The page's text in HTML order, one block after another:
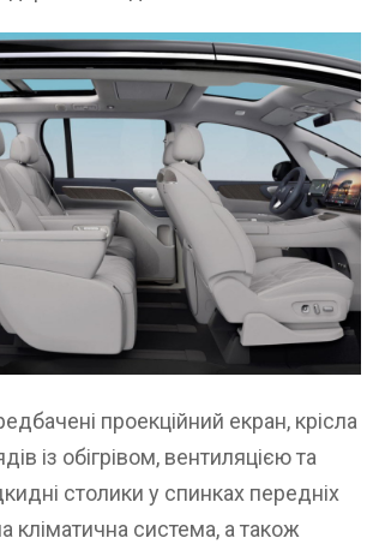
проекційний екран, крісла
із обігрівом, вентиляцією та
столики у спинках передніх
кліматична система, а також